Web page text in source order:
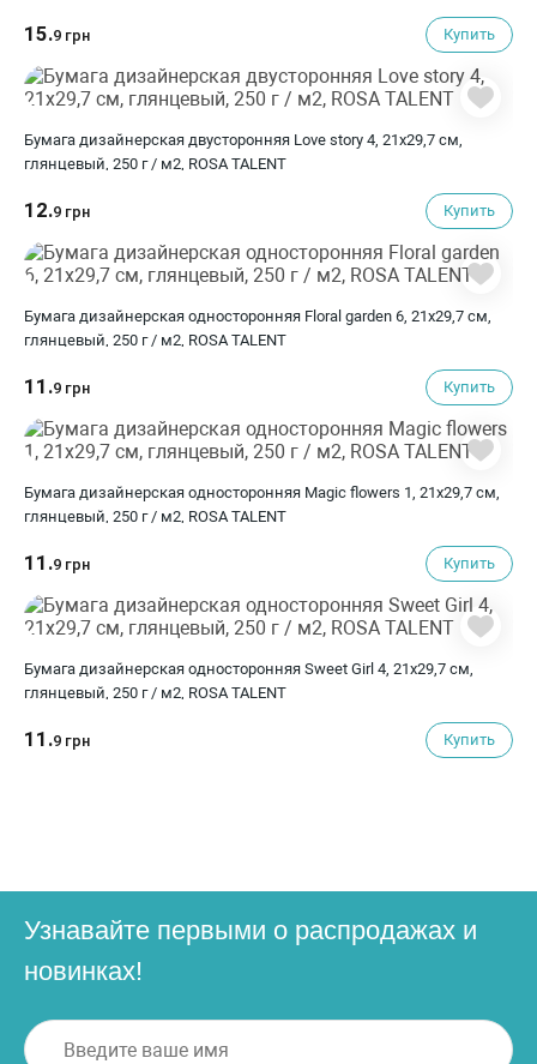
15.9 грн Купить
Бумага дизайнерская двусторонняя Love story 4, 21х29,7 см,
глянцевый, 250 г / м2, ROSA TALENT
12.9 грн Купить
Бумага дизайнерская односторонняя Floral garden 6, 21х29,7 см,
глянцевый, 250 г / м2, ROSA TALENT
11.9 грн Купить
Бумага дизайнерская односторонняя Magic flowers 1, 21х29,7 см,
глянцевый, 250 г / м2, ROSA TALENT
11.9 грн Купить
Бумага дизайнерская односторонняя Sweet Girl 4, 21х29,7 см,
глянцевый, 250 г / м2, ROSA TALENT
11.9 грн Купить
Узнавайте первыми о распродажах и
новинках!